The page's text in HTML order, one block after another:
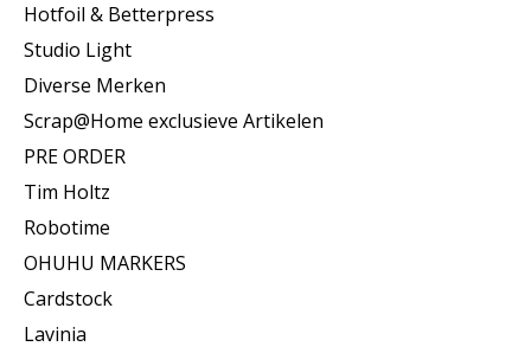
Hotfoil & Betterpress
Studio Light
Diverse Merken
Scrap@Home exclusieve Artikelen
PRE ORDER
Tim Holtz
Robotime
OHUHU MARKERS
Cardstock
Lavinia